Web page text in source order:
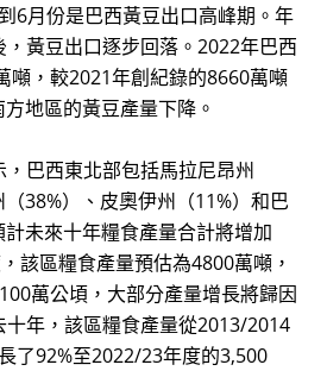
6月份是巴西黃豆出口高峰期。年
黃豆出口逐步回落。2022年巴西
噸，較2021年創紀錄的8660萬噸
地區的黃豆產量下降。
巴西東北部包括馬拉尼昂州
（38%）、皮奧伊州（11%）和巴
未來十年糧食產量合計將增加
該區糧食產量預估為4800萬噸，
萬公頃，大部分產量增長將歸因
年，該區糧食產量從2013/2014
了92%至2022/23年度的3,500